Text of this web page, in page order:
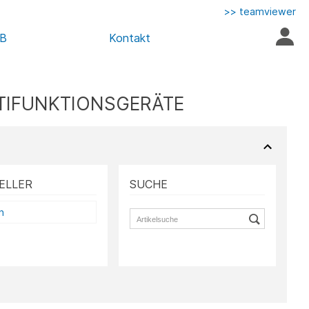
Kontakt
>> teamviewer
SUCHE